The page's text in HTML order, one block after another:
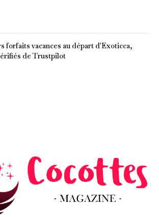
forfaits vacances au départ d'Exoticca,
de Trustpilot